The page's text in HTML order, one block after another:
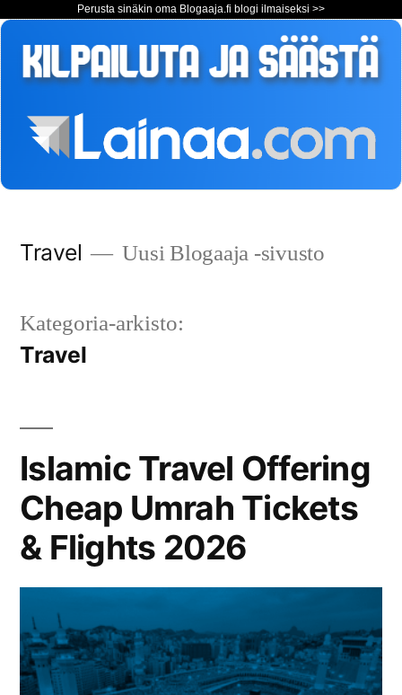
Perusta sinäkin oma Blogaaja.fi blogi ilmaiseksi >>
Travel Uusi Blogaaja -sivusto
Kategoria-arkisto:
Travel
Islamic Travel Offering
Cheap Umrah Tickets
& Flights 2026